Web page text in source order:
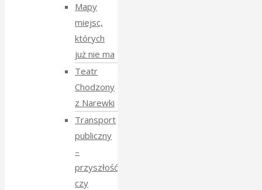
Mapy
miejsc,
których
już nie ma
Teatr
Chodzony
z Narewki
Transport
publiczny
–
przyszłość
czy